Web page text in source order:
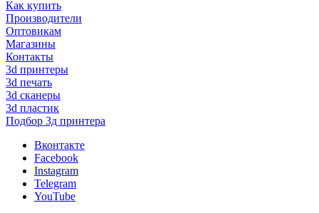
Как купить
Производители
Оптовикам
Магазины
Контакты
3d принтеры
3d печать
3d сканеры
3d пластик
Подбор 3д принтера
Вконтакте
Facebook
Instagram
Telegram
YouTube